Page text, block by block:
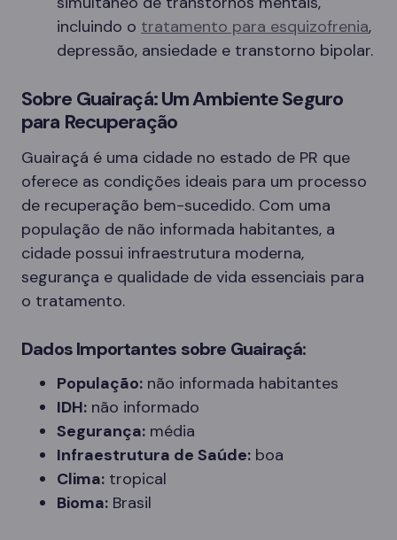
incluindo o tratamento para esquizofrenia,
depressão, ansiedade e transtorno bipolar.
Sobre Guairaçá: Um Ambiente Seguro
para Recuperação
Guairaçá é uma cidade no estado de PR que
oferece as condições ideais para um processo
de recuperação bem-sucedido. Com uma
população de não informada habitantes, a
cidade possui infraestrutura moderna,
segurança e qualidade de vida essenciais para
o tratamento.
Dados Importantes sobre Guairaçá:
População: não informada habitantes
IDH: não informado
Segurança: média
Infraestrutura de Saúde: boa
Clima: tropical
Bioma: Brasil